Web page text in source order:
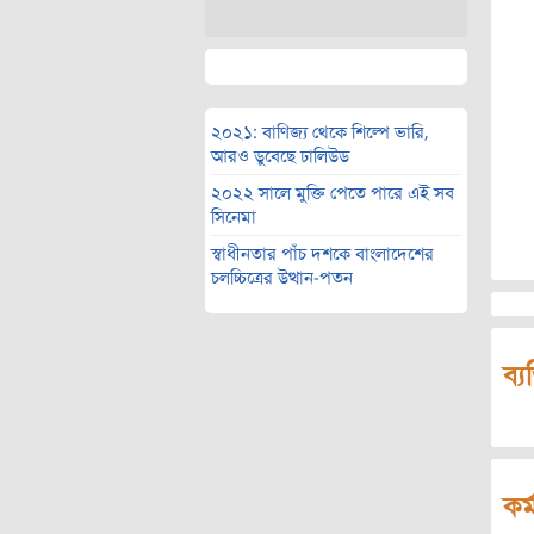
২০২১: বাণিজ্য থেকে শিল্পে ভারি,
আরও ডুবেছে ঢালিউড
২০২২ সালে মুক্তি পেতে পারে এই সব
সিনেমা
স্বাধীনতার পাঁচ দশকে বাংলাদেশের
চলচ্চিত্রের উত্থান-পতন